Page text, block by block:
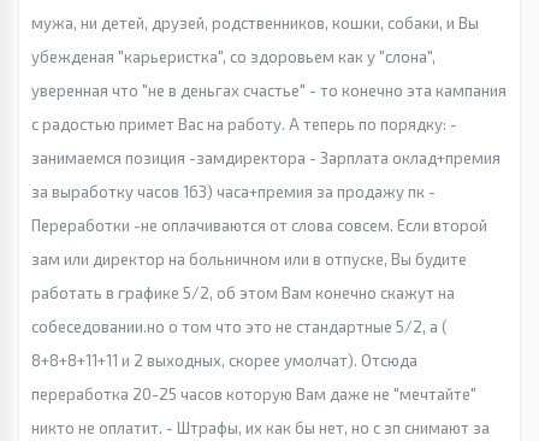
мужа, ни детей, друзей, родственников, кошки, собаки, и Вы
убежденая "карьеристка", со здоровьем как у "слона",
уверенная что "не в деньгах счастье" - то конечно эта кампания
с радостью примет Вас на работу. А теперь по порядку: -
занимаемся позиция -замдиректора - Зарплата оклад+премия
за выработку часов 163) часа+премия за продажу пк -
Переработки -не оплачиваются от слова совсем. Если второй
зам или директор на больничном или в отпуске, Вы будите
работать в графике 5/2, об этом Вам конечно скажут на
собеседовании.но о том что это не стандартные 5/2, а (
8+8+8+11+11 и 2 выходных, скорее умолчат). Отсюда
переработка 20-25 часов которую Вам даже не "мечтайте"
никто не оплатит. - Штрафы, их как бы нет, но с зп снимают за